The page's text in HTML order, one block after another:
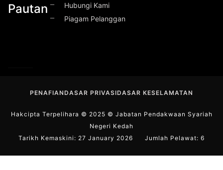
Pautan
Hubungi Kami
Piagam Pelanggan
PENAFIANDASAR PRIVASIDASAR KESELAMATAN
Hakcipta Terpelihara © 2025 © Jabatan Pendakwaan Syariah
Negeri Kedah
Tarikh Kemaskini: 27 January 2026 Jumlah Pelawat: 6